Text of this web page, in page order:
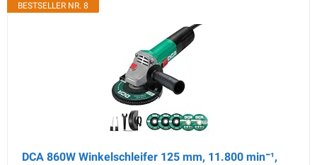
BESTSELLER NR. 8
DCA 860W Winkelschleifer 125 mm, 11.800 min⁻¹,